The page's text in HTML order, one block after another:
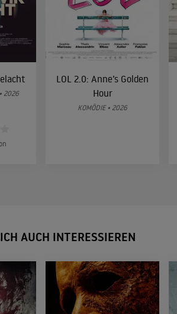
2026
LOL 2.0: Anne’s Golden
Hour
KOMÖDIE • 2026
AUCH INTERESSIEREN